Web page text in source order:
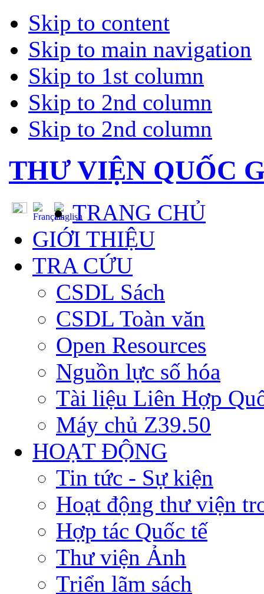
Skip to content
Skip to main navigation
Skip to 1st column
Skip to 2nd column
Skip to 2nd column
THƯ VIỆN QUỐC
TRANG CHỦ
GIỚI THIỆU
TRA CỨU
CSDL Sách
CSDL Toàn văn
Open Resources
Nguồn lực số hóa
Tài liệu Liên Hợp
Máy chủ Z39.50
HOẠT ĐỘNG
Tin tức - Sự kiện
Hoạt động thư viện
Hợp tác Quốc tế
Thư viện Ảnh
Triển lãm sách